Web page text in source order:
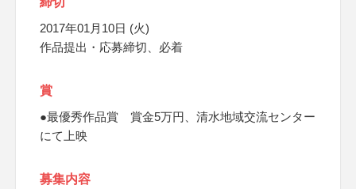
2017年01月10日 (火)
作品提出・応募締切、必着
賞
●最優秀作品賞 賞金5万円、清水地域交流センター
にて上映
募集内容